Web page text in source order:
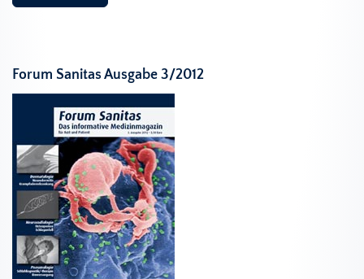
Forum Sanitas Ausgabe 3/2012